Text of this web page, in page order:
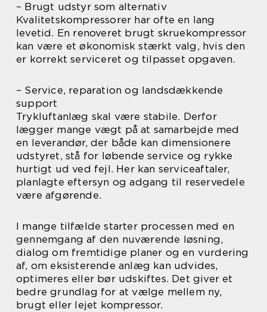
– Brugt udstyr som alternativ
Kvalitetskompressorer har ofte en lang
levetid. En renoveret brugt skruekompressor
kan være et økonomisk stærkt valg, hvis den
er korrekt serviceret og tilpasset opgaven.
– Service, reparation og landsdækkende
support
Trykluftanlæg skal være stabile. Derfor
lægger mange vægt på at samarbejde med
en leverandør, der både kan dimensionere
udstyret, stå for løbende service og rykke
hurtigt ud ved fejl. Her kan serviceaftaler,
planlagte eftersyn og adgang til reservedele
være afgørende.
I mange tilfælde starter processen med en
gennemgang af den nuværende løsning,
dialog om fremtidige planer og en vurdering
af, om eksisterende anlæg kan udvides,
optimeres eller bør udskiftes. Det giver et
bedre grundlag for at vælge mellem ny,
brugt eller lejet kompressor.